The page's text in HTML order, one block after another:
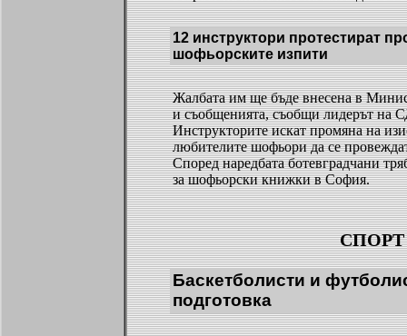
12 инструктори протестират
шофьорските изпити
Жалбата им ще бъде внесена в
и съобщенията, съобщи лидерът на
Инструкторите искат промяна на
любителите шофьори да се
Според наредбата ботевградчани
за шофьорски книжки в София.
СПОРТ
Баскетболисти и
подготовка